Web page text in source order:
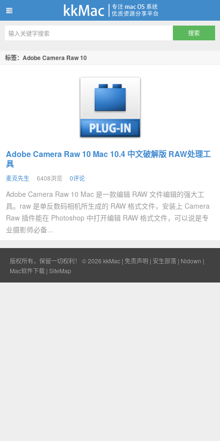
kkMac
标签：Adobe Camera Raw 10
Adobe Camera Raw 10 Mac 10.4 中文破解版 RAW处理工
具
麦克先生 6408浏览 0评论
Adobe Camera Raw 10 Mac 是一款编辑 RAW 文件编辑的强大工
具。raw 是单反数码相机所生成的 RAW 格式文件，安装上 Camera
Raw 插件能在 Photoshop 中打开编辑 RAW 格式文件，可以说是专
业摄影师必备...
版权所有，保留一切权利！ © 2026 kkMac | 免责声明 | 安生部落 | Nidown |
Mac软件下载 | SiteMap